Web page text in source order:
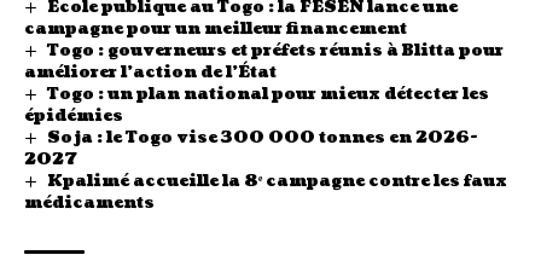
École publique au Togo : la FESEN lance une
campagne pour un meilleur financement
Togo : gouverneurs et préfets réunis à Blitta pour
améliorer l’action de l’État
Togo : un plan national pour mieux détecter les
épidémies
Soja : le Togo vise 300 000 tonnes en 2026-
2027
Kpalimé accueille la 8ᵉ campagne contre les faux
médicaments